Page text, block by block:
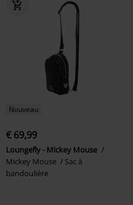
Nouveau
€ 69,99
Loungefly - Mickey Mouse
Mickey Mouse
Sac à
bandoulière